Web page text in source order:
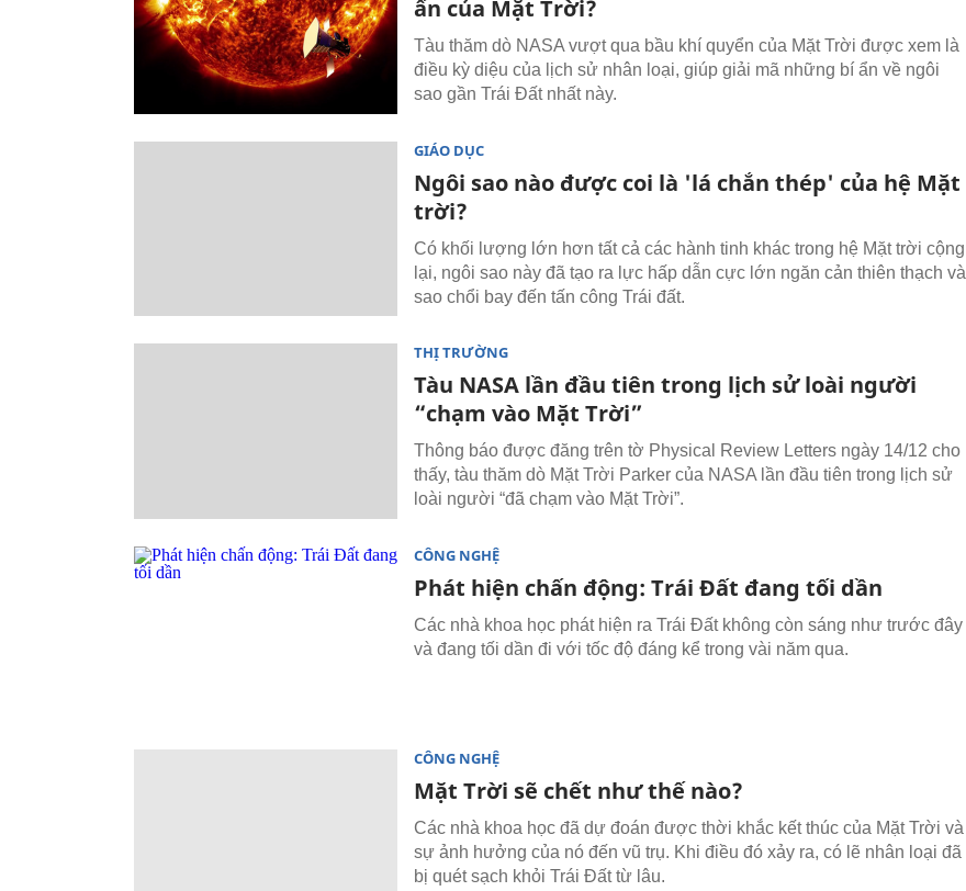
ẩn của Mặt Trời?
Tàu thăm dò NASA vượt qua bầu khí quyển của Mặt Trời được xem là
điều kỳ diệu của lịch sử nhân loại, giúp giải mã những bí ẩn về ngôi
sao gần Trái Đất nhất này.
GIÁO DỤC
Ngôi sao nào được coi là 'lá chắn thép' của hệ Mặt
trời?
Có khối lượng lớn hơn tất cả các hành tinh khác trong hệ Mặt trời cộng
lại, ngôi sao này đã tạo ra lực hấp dẫn cực lớn ngăn cản thiên thạch và
sao chổi bay đến tấn công Trái đất.
THỊ TRƯỜNG
Tàu NASA lần đầu tiên trong lịch sử loài người
“chạm vào Mặt Trời”
Thông báo được đăng trên tờ Physical Review Letters ngày 14/12 cho
thấy, tàu thăm dò Mặt Trời Parker của NASA lần đầu tiên trong lịch sử
loài người “đã chạm vào Mặt Trời”.
CÔNG NGHỆ
Phát hiện chấn động: Trái Đất đang tối dần
Các nhà khoa học phát hiện ra Trái Đất không còn sáng như trước đây
và đang tối dần đi với tốc độ đáng kể trong vài năm qua.
CÔNG NGHỆ
Mặt Trời sẽ chết như thế nào?
Các nhà khoa học đã dự đoán được thời khắc kết thúc của Mặt Trời và
sự ảnh hưởng của nó đến vũ trụ. Khi điều đó xảy ra, có lẽ nhân loại đã
bị quét sạch khỏi Trái Đất từ lâu.